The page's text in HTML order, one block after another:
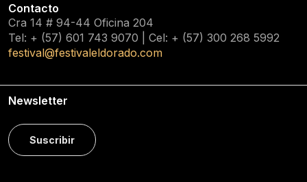
Contacto
Cra 14 # 94-44 Oficina 204
Tel: + (57) 601 743 9070 | Cel: + (57) 300 268 5992
festival@festivaleldorado.com
Newsletter
Suscribir